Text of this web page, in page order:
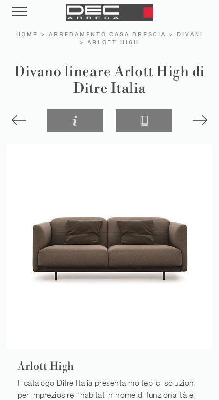
HOME > ARREDAMENTO CASA BRESCIA >
DIVANI
> ARLOTT HIGH
Divano lineare Arlott High di
Ditre Italia
Arlott High
Il catalogo Ditre Italia presenta molteplici soluzioni
per impreziosire l'habitat in nome di funzionalità e